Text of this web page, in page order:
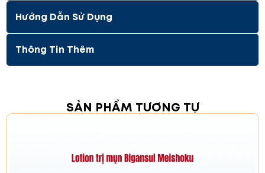
Thành phần:
Hạt ý dĩ:Có tác dụng trị nám và tàn nhang,
giảm các hắc tố làm đều màu da, làm lành
làn da.
Sodium Hyaluronate:Giảm ngứa cho da dị ứng
Glycerin:Hỗ trợ điều trị da mụn, nhiễm trùng,
Hướng Dẫn Sử Dụng
Thông Tin Thêm
SẢN PHẨM TƯƠNG TỰ